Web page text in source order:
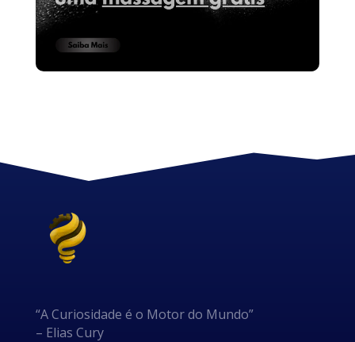
“A Curiosidade é o Motor do Mundo”
– Elias Cury